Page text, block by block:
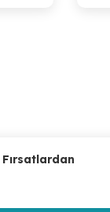
Fırsatlardan